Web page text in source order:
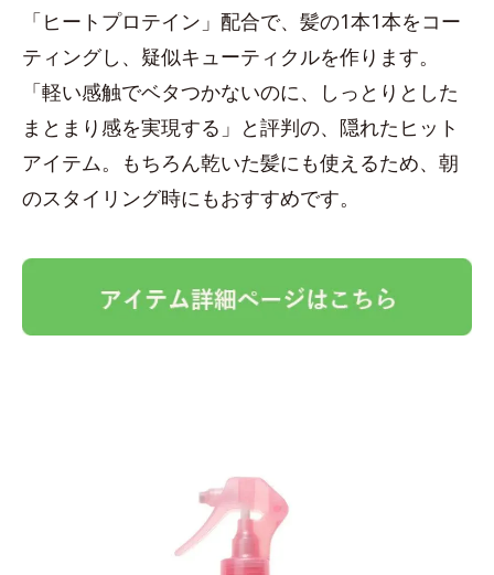
「ヒートプロテイン」配合で、髪の1本1本をコー
ティングし、疑似キューティクルを作ります。
「軽い感触でベタつかないのに、しっとりとした
まとまり感を実現する」と評判の、隠れたヒット
アイテム。もちろん乾いた髪にも使えるため、朝
のスタイリング時にもおすすめです。